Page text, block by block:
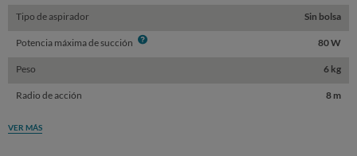
Tipo de aspirador Sin bolsa
Potencia máxima de succión Info 80 W
Peso 6 kg
Radio de acción 8 m
VER MÁS